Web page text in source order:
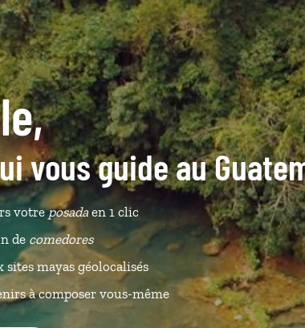
vous guide au
votreposadaen 1 clic
de comedores
sites mayas géolocalisés
à composer vous-même